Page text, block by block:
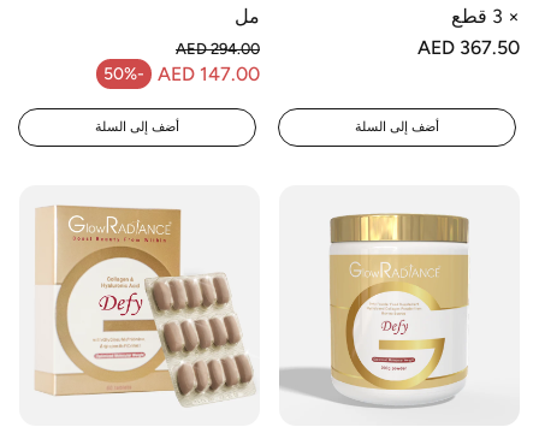
× 3 قطع
السعر
AED 367.50
أضف إلى السلة
مل
AED 147.00
-50% سعر البيع
السعر العادي
AED 294.00
أضف إلى السلة